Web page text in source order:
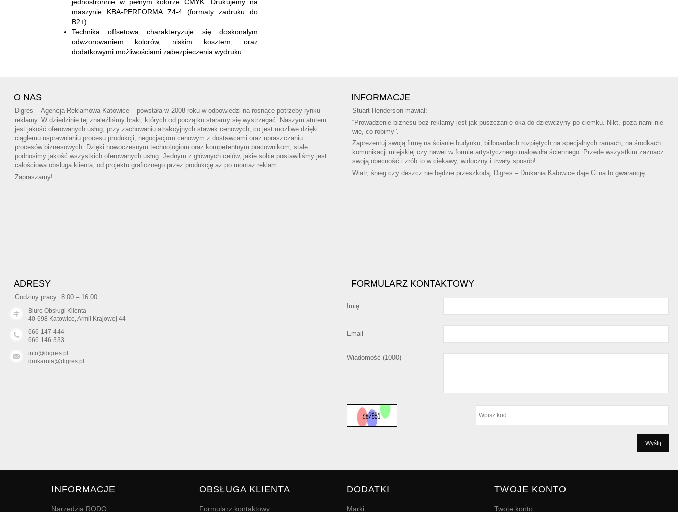
maszynie KBA-PERFORMA 74-4 (formaty zadruku do
B2+).
Technika offsetowa charakteryzuje się doskonałym
odwzorowaniem kolorów, niskim kosztem, oraz
dodatkowymi możliwościami zabezpieczenia wydruku.
O NAS
Digres – Agencja Reklamowa Katowice – powstała w 2008 roku w odpowiedzi na rosnące potrzeby rynku
reklamy. W dziedzinie tej znaleźliśmy braki, których od początku staramy się wystrzegać. Naszym atutem
jest jakość oferowanych usług, przy zachowaniu atrakcyjnych stawek cenowych, co jest możliwe dzięki
ciągłemu usprawnianiu procesu produkcji, negocjacjom cenowym z dostawcami oraz upraszczaniu
procesów biznesowych. Dzięki nowoczesnym technologiom oraz kompetentnym pracownikom, stale
podnosimy jakość wszystkich oferowanych usług. Jednym z głównych celów, jakie sobie postawiliśmy jest
całościowa obsługa klienta, od projektu graficznego przez produkcję aż po montaż reklam.
Zapraszamy!
INFORMACJE
Stuart Henderson mawiał:
“Prowadzenie biznesu bez reklamy jest jak puszczanie oka do dziewczyny po ciemku. Nikt, poza nami nie
wie, co robimy”.
Zaprezentuj swoją firmę na ścianie budynku, billboardach rozpiętych na specjalnych ramach, na środkach
komunikacji miejskiej czy nawet w formie artystycznego malowidła ściennego. Przede wszystkim zaznacz
swoją obecność i zrób to w ciekawy, widoczny i trwały sposób!
Wiatr, śnieg czy deszcz nie będzie przeszkodą, Digres – Drukania Katowice daje Ci na to gwarancję.
ADRESY
Godziny pracy: 8:00 – 16:00
Biuro Obsługi Klienta
40-698 Katowice, Armii Krajowej 44
666-147-444
666-146-333
info@digres.pl
drukarnia@digres.pl
FORMULARZ KONTAKTOWY
Imię
Email
Wiadomość (1000)
INFORMACJE
Narzędzia RODO
OBSŁUGA KLIENTA
Formularz kontaktowy
DODATKI
Marki
TWOJE KONTO
Twoje konto